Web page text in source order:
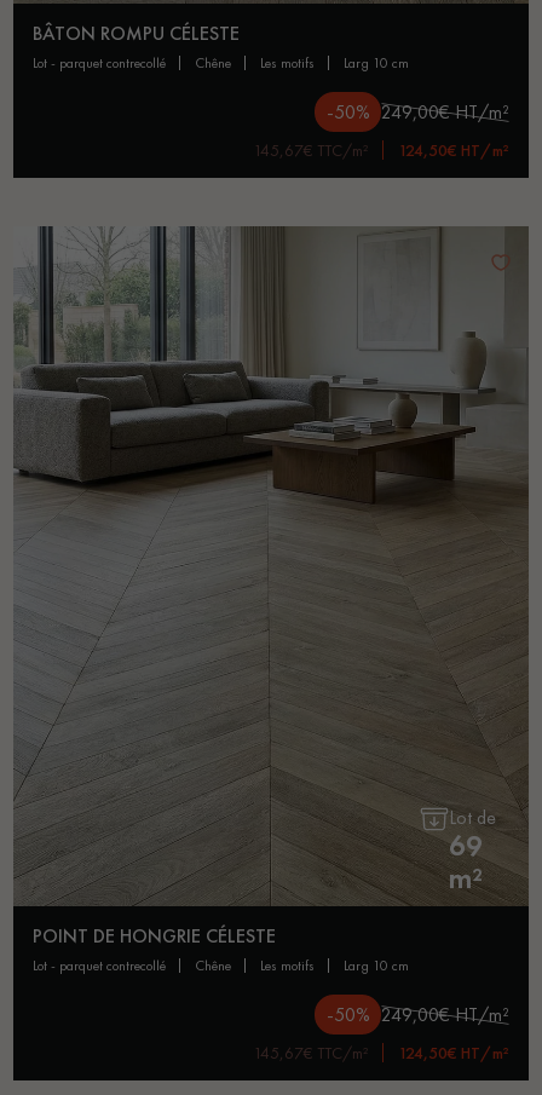
BÂTON ROMPU CÉLESTE
lot - parquet contrecollé chêne les motifs larg 10 cm
-50% 249,00€ HT/m²
145,67€ TTC/m² 124,50€ HT/m²
Lot de
69
m²
POINT DE HONGRIE CÉLESTE
lot - parquet contrecollé chêne les motifs larg 10 cm
-50% 249,00€ HT/m²
145,67€ TTC/m² 124,50€ HT/m²